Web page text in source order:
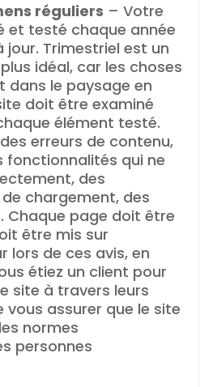
réguliers – Votre
et testé chaque année
Trimestriel est un
idéal, car les choses
dans le paysage en
doit être examiné
élément testé.
erreurs de contenu,
fonctionnalités qui ne
des
chargement, des
Chaque page doit être
être mis sur
lors de ces avis, en
étiez un client pour
site à travers leurs
vous assurer que le site
normes
personnes